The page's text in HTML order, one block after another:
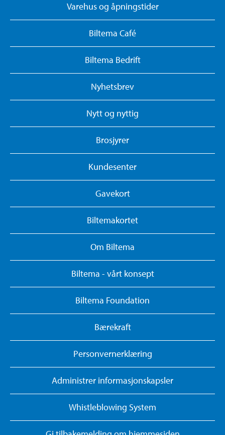
Varehus og åpningstider
Biltema Café
Biltema Bedrift
Nyhetsbrev
Nytt og nyttig
Brosjyrer
Kundesenter
Gavekort
Biltemakortet
Om Biltema
Biltema - vårt konsept
Biltema Foundation
Bærekraft
Personvernerklæring
Administrer informasjonskapsler
Whistleblowing System